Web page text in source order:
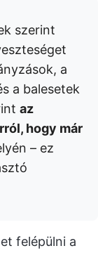
szerint
a
a balesetek
az
hogy már
– ez
felépülni a